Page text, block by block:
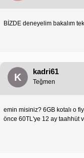
BİZDE deneyelim bakalım
K
kadri61
Teğmen
emin misiniz? 6GB kotalı o
önce 60TL'ye 12 ay taahhüt